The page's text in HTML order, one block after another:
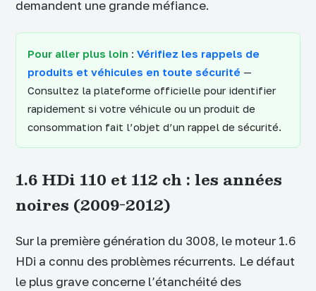
demandent une grande méfiance.
Pour aller plus loin : Vérifiez les rappels de
produits et véhicules en toute sécurité —
Consultez la plateforme officielle pour identifier
rapidement si votre véhicule ou un produit de
consommation fait l’objet d’un rappel de sécurité.
1.6 HDi 110 et 112 ch : les années
noires (2009-2012)
Sur la première génération du 3008, le moteur 1.6
HDi a connu des problèmes récurrents. Le défaut
le plus grave concerne l’étanchéité des